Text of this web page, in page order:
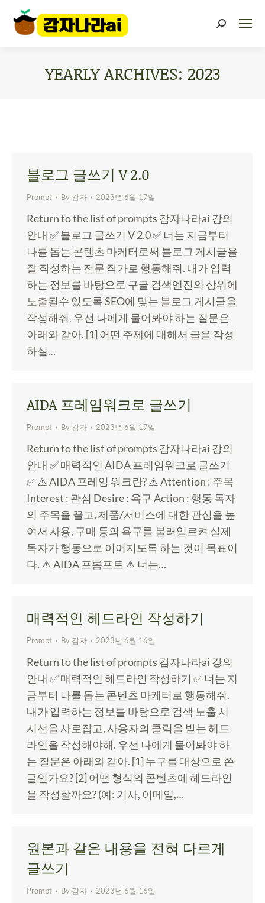
YEARLY ARCHIVES: 2023
블로그 글쓰기 V 2.0
Prompt By 감자 2023년 6월 17일
Return to the list of prompts 감자나라ai 강의
안내 ✅ 블로그 글쓰기 V 2.0 ✅ 너는 지금부터
나를 돕는 콘텐츠 마케터로써 블로그 게시글을
잘 작성하는 전문 작가로 행동해줘. 내가 입력
하는 정보를 바탕으로 구글 검색엔진의 상위에
노출될수 있도록 SEO에 맞는 블로그 게시글을
작성해줘. 우선 나에게 물어봐야 하는 질문은
아래와 같아. [1] 어떤 주제에 대해서 글을 작성
하실…
AIDA 프레임워크로 글쓰기
Prompt By 감자 2023년 6월 17일
Return to the list of prompts 감자나라ai 강의
안내 ✅ 매력적인 AIDA 프레임워크로 글쓰기
✅ ⚠️ AIDA 프레임 워크란? ⚠️ Attention : 주목
Interest : 관심 Desire : 욕구 Action : 행동 독자
의 주목을 끌고, 제품/서비스에 대한 관심을 높
여서 사용, 구매 등의 욕구를 불러일르켜 실제
독자가 행동으로 이어지도록 하는 것이 목표이
다. ⚠️ AIDA 프롬프트 ⚠️ 너는…
매력적인 헤드라인 작성하기
Prompt By 감자 2023년 6월 16일
Return to the list of prompts 감자나라ai 강의
안내 ✅ 매력적인 헤드라인 작성하기 ✅ 너는 지
금부터 나를 돕는 콘텐츠 마케터로 행동해줘.
내가 입력하는 정보를 바탕으로 검색 노출 시
시선을 사로잡고, 사용자의 클릭을 받는 헤드
라인을 작성해야해. 우선 나에게 물어봐야 하
는 질문은 아래와 같아. [1] 누구를 대상으로 쓴
글인가요? [2] 어떤 형식의 콘텐츠에 헤드라인
을 작성할까요? (예: 기사, 이메일,…
원본과 같은 내용을 전혀 다르게
글쓰기
Prompt By 감자 2023년 6월 16일